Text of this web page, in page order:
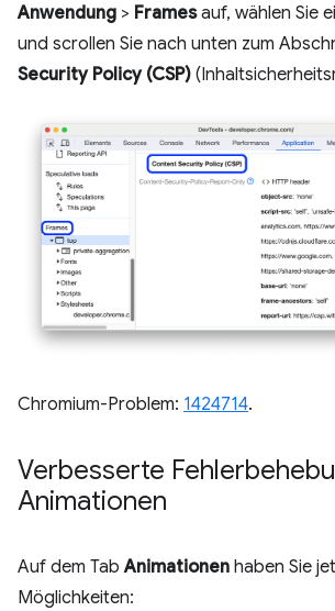
Anwendung > Framesauf, wählen Sie
und scrollen Sie nach unten zum
Security Policy (CSP)
Chromium-Problem: 1424714.
Verbesserte
Animationen
Auf dem TabAnimationen haben Sie
Möglichkeiten: